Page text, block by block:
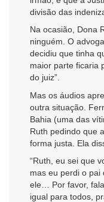
divisão das
Na ocasião, Dona
ninguém. O
decidiu que tinha
maior parte ficaria
do juiz”.
Mas os áudios
outra situação.
Bahia (uma das
Ruth pedindo que
forma justa. Ela
“Ruth, eu sei que
mas eu perdi o pai
ele… Por favor,
igual para todos,